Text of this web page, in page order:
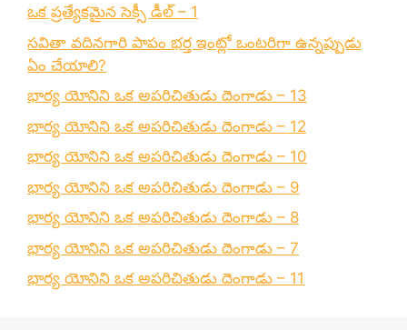
ఒక ప్రత్యేకమైన సెక్సీ డీల్ – 1
సవితా వదినగారి పాపం భర్త ఇంట్లో ఒంటరిగా ఉన్నప్పుడు
ఏం చేయాలి?
భార్య యోనిని ఒక అపరిచితుడు దెంగాడు – 13
భార్య యోనిని ఒక అపరిచితుడు దెంగాడు – 12
భార్య యోనిని ఒక అపరిచితుడు దెంగాడు – 10
భార్య యోనిని ఒక అపరిచితుడు దెంగాడు – 9
భార్య యోనిని ఒక అపరిచితుడు దెంగాడు – 8
భార్య యోనిని ఒక అపరిచితుడు దెంగాడు – 7
భార్య యోనిని ఒక అపరిచితుడు దెంగాడు – 11